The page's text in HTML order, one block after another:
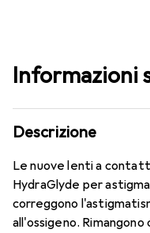
Informazioni
Descrizione
Le nuove lenti a
HydraGlyde per
correggono
all'ossigeno.